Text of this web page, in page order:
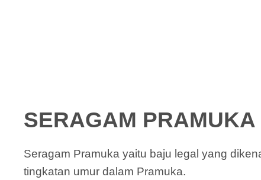
SERAGAM PRAMUKA
Seragam Pramuka yaitu baju legal yang
tingkatan umur dalam Pramuka.